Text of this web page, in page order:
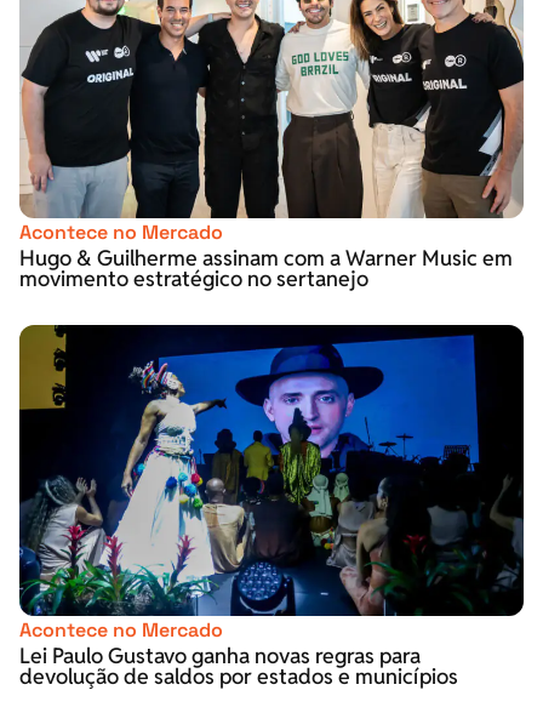
Acontece no Mercado
Hugo & Guilherme assinam com a Warner Music em
movimento estratégico no sertanejo
Acontece no Mercado
Lei Paulo Gustavo ganha novas regras para
devolução de saldos por estados e municípios